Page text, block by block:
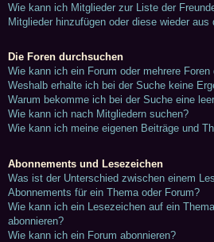
Wie kann ich Mitglieder zur Liste der
Mitglieder hinzufügen oder diese wieder
Die Foren durchsuchen
Wie kann ich ein Forum oder mehrere Foren
Weshalb erhalte ich bei der Suche keine
Warum bekomme ich bei der Suche eine
Wie kann ich nach Mitgliedern suchen?
Wie kann ich meine eigenen Beiträge und
Abonnements und Lesezeichen
Was ist der Unterschied zwischen einem
Abonnements für ein Thema oder Forum?
Wie kann ich ein Lesezeichen auf ein
abonnieren?
Wie kann ich ein Forum abonnieren?